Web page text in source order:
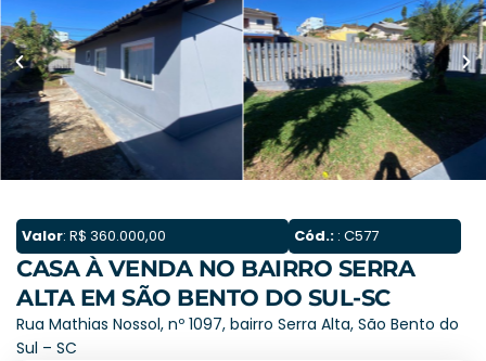
Valor: R$ 360.000,00 Cód.: : C577
CASA À VENDA NO BAIRRO SERRA
ALTA EM SÃO BENTO DO SUL-SC
Rua Mathias Nossol, nº 1097, bairro Serra Alta, São Bento do
Sul – SC